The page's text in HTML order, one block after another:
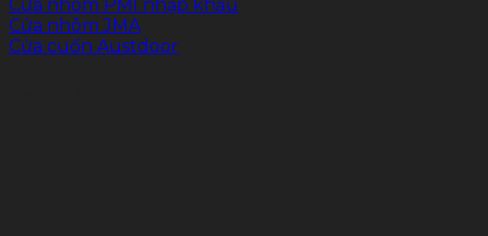
Cửa nhôm PMI nhập khẩu
Cửa nhôm JMA
Cửa cuốn Austdoor